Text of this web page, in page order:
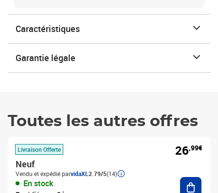
Caractéristiques
Garantie légale
Toutes les autres offres
Livraison Offerte
Neuf
Vendu et expédié parvidaXL 2.79/5(14)
En stock
26,99€